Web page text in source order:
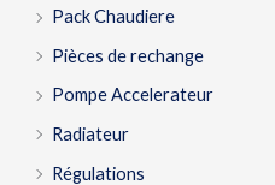
Pack Chaudiere
Pièces de rechange
Pompe Accelerateur
Radiateur
Régulations